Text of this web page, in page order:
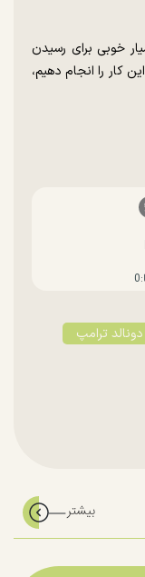
خوبی برای رسیدن
کار را انجام دهیم،
0
دونالد ترامپ